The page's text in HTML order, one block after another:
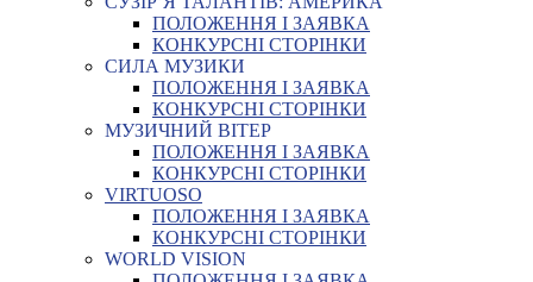
ПОЛОЖЕННЯ І ЗАЯВКА
КОНКУРСНІ СТОРІНКИ
СИЛА МУЗИКИ
ПОЛОЖЕННЯ І ЗАЯВКА
КОНКУРСНІ СТОРІНКИ
МУЗИЧНИЙ ВІТЕР
ПОЛОЖЕННЯ І ЗАЯВКА
КОНКУРСНІ СТОРІНКИ
VIRTUOSO
ПОЛОЖЕННЯ І ЗАЯВКА
КОНКУРСНІ СТОРІНКИ
WORLD VISION